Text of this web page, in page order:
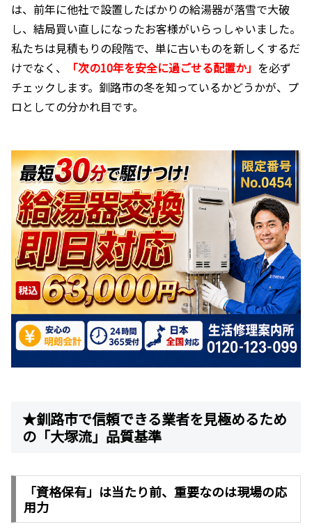
は、前年に他社で設置したばかりの給湯器が落雪で大破
し、結局買い直しになったお客様がいらっしゃいました。
私たちは見積もりの段階で、単に古いものを新しくするだ
けでなく、
「次の10年を安全に過ごせる配置か」 を必ず
チェックします。釧路市の冬を知っているかどうかが、プ
ロとしての分かれ目です。
★釧路市で信頼できる業者を見極めるため
の「大塚流」品質基準
「資格保有」は当たり前、重要なのは現場の応
用力